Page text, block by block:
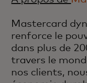
Mastercard
renforce le
dans plus de
travers le
nos clients,